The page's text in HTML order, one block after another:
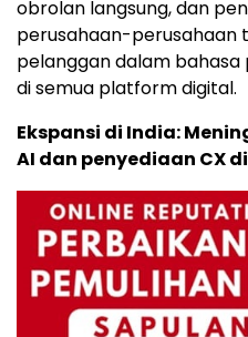
obrolan langsung, dan
perusahaan-perusahaan
pelanggan dalam
di semua platform digital.
Ekspansi di India:
AI dan penyediaan CX